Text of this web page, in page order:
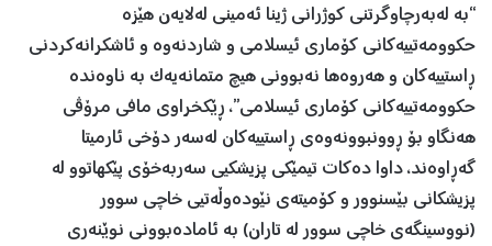
“بە لەبەرچاوگرتنی کوژرانی ژینا ئەمینی لەلایەن هێزە
حکوومەتییەکانی کۆماری ئیسلامی و شاردنەوە و ئاشکرانەکردنی
ڕاستییەکان و هەروەها نەبوونی هیچ متمانەیەک بە ناوەندە
حکوومەتییەکانی کۆماری ئیسلامی”، ڕێکخراوی مافی مرۆڤی
هەنگاو بۆ ڕوونبوونەوەی ڕاستییەکان لەسەر دۆخی ئارمیتا
گەڕاوەند، داوا دەکات تیمێکی پزیشکیی سەربەخۆی پێکهاتوو لە
پزیشکانی بێسنوور و کۆمیتەی نێودەوڵەتیی خاچی سوور
(نووسینگەی خاچی سوور لە تاران) بە ئامادەبوونی نوێنەری